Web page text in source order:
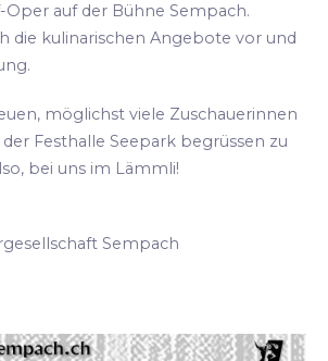
Oper auf der Bühne Sempach.
die kulinarischen Angebote vor und
möglichst viele Zuschauerinnen
Festhalle Seepark begrüssen zu
bei uns im Lämmli!
Sempach